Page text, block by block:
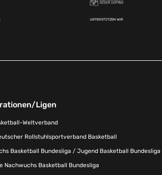
UNTERSTÜTZEN WIR
Ligen
Weltverband
Rollstuhlsportverband Basketball
Basketball Bundesliga / Jugend Basketball Bundesliga
Nachwuchs Basketball Bundesliga